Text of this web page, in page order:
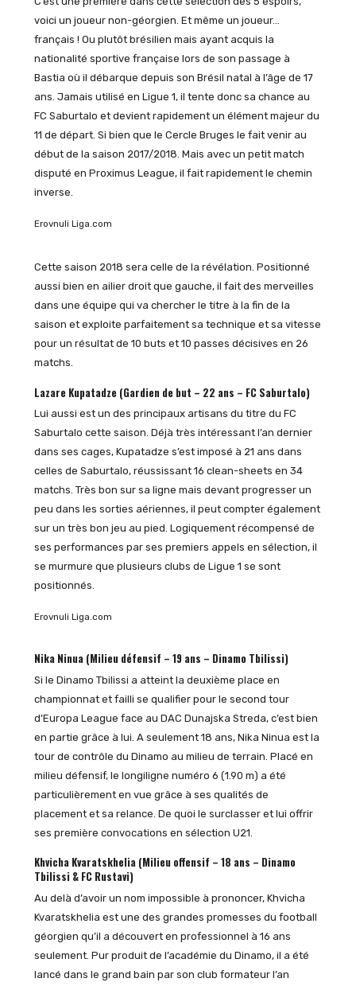
voici un joueur non-géorgien. Et même un joueur…
français ! Ou plutôt brésilien mais ayant acquis la
nationalité sportive française lors de son passage à
Bastia où il débarque depuis son Brésil natal à l’âge de 17
ans. Jamais utilisé en Ligue 1, il tente donc sa chance au
FC Saburtalo et devient rapidement un élément majeur du
11 de départ. Si bien que le Cercle Bruges le fait venir au
début de la saison 2017/2018. Mais avec un petit match
disputé en Proximus League, il fait rapidement le chemin
inverse.
Erovnuli Liga.com
Cette saison 2018 sera celle de la révélation. Positionné
aussi bien en ailier droit que gauche, il fait des merveilles
dans une équipe qui va chercher le titre à la fin de la
saison et exploite parfaitement sa technique et sa vitesse
pour un résultat de 10 buts et 10 passes décisives en 26
matchs.
Lazare Kupatadze (Gardien de but – 22 ans – FC Saburtalo)
Lui aussi est un des principaux artisans du titre du FC
Saburtalo cette saison. Déjà très intéressant l’an dernier
dans ses cages, Kupatadze s’est imposé à 21 ans dans
celles de Saburtalo, réussissant 16 clean-sheets en 34
matchs. Très bon sur sa ligne mais devant progresser un
peu dans les sorties aériennes, il peut compter également
sur un très bon jeu au pied. Logiquement récompensé de
ses performances par ses premiers appels en sélection, il
se murmure que plusieurs clubs de Ligue 1 se sont
positionnés.
Erovnuli Liga.com
Nika Ninua(Milieu défensif – 19 ans – Dinamo Tbilissi)
Si le Dinamo Tbilissi a atteint la deuxième place en
championnat et failli se qualifier pour le second tour
d’Europa League face au DAC Dunajska Streda, c’est bien
en partie grâce à lui. A seulement 18 ans, Nika Ninua est la
tour de contrôle du Dinamo au milieu de terrain. Placé en
milieu défensif, le longiligne numéro 6 (1.90 m) a été
particulièrement en vue grâce à ses qualités de
placement et sa relance. De quoi le surclasser et lui offrir
ses première convocations en sélection U21.
Khvicha Kvaratskhelia(Milieu offensif – 18 ans – Dinamo
Tbilissi & FC Rustavi)
Au delà d’avoir un nom impossible à prononcer, Khvicha
Kvaratskhelia est une des grandes promesses du football
géorgien qu’il a découvert en professionnel à 16 ans
seulement. Pur produit de l’académie du Dinamo, il a été
lancé dans le grand bain par son club formateur l’an